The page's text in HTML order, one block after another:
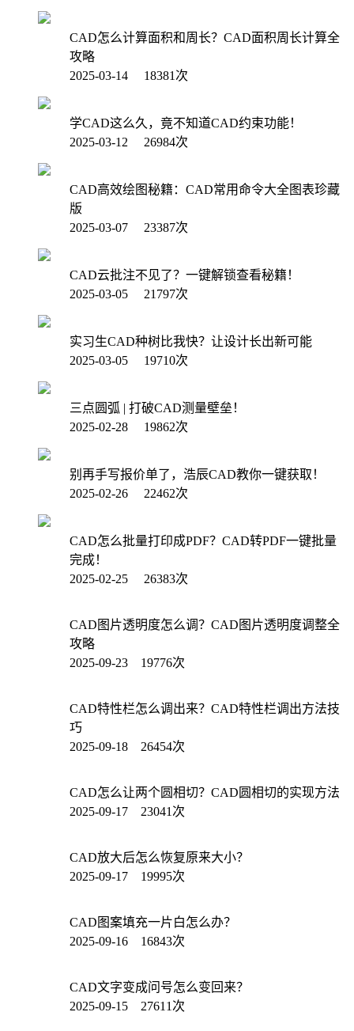
CAD怎么计算面积和周长？CAD面积周长计算全
攻略
2025-03-14 18381次
学CAD这么久，竟不知道CAD约束功能！
2025-03-12 26984次
CAD高效绘图秘籍：CAD常用命令大全图表珍藏
版
2025-03-07 23387次
CAD云批注不见了？一键解锁查看秘籍！
2025-03-05 21797次
实习生CAD种树比我快？让设计长出新可能
2025-03-05 19710次
三点圆弧 | 打破CAD测量壁垒！
2025-02-28 19862次
别再手写报价单了，浩辰CAD教你一键获取！
2025-02-26 22462次
CAD怎么批量打印成PDF？CAD转PDF一键批量
完成！
2025-02-25 26383次
CAD图片透明度怎么调？CAD图片透明度调整全
攻略
2025-09-23 19776次
CAD特性栏怎么调出来？CAD特性栏调出方法技
巧
2025-09-18 26454次
CAD怎么让两个圆相切？CAD圆相切的实现方法
2025-09-17 23041次
CAD放大后怎么恢复原来大小？
2025-09-17 19995次
CAD图案填充一片白怎么办？
2025-09-16 16843次
CAD文字变成问号怎么变回来？
2025-09-15 27611次